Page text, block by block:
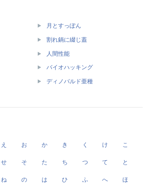
月とすっぽん
割れ鍋に綴じ蓋
人間性能
バイオハッキング
ディノバルド亜種
え お か き く け こ
せ そ た ち つ て と
ね の は ひ ふ へ ほ